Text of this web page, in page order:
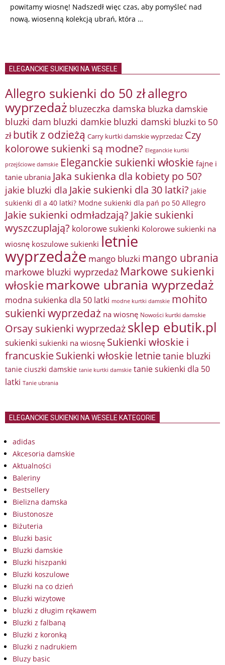
powitamy wiosnę! Nadszedł więc czas, aby pomyśleć nad
nową, wiosenną kolekcją ubrań, która …
ELEGANCKIE SUKIENKI NA WESELE
Allegro sukienki do 50 złallegro
wyprzedaż bluzeczka damska bluzka damskie
bluzki dam bluzki damkie bluzki damski bluzki to 50
zł butik z odzieżą Carry kurtki damskie wyprzedaż Czy
kolorowe sukienki są modne? Eleganckie kurtki
przejściowe damskie Eleganckie sukienki włoskie fajne i
tanie ubrania Jaka sukienka dla kobiety po 50?
jakie bluzki dla Jakie sukienki dla 30 latki? jakie
sukienki dl a 40 latki? Modne sukienki dla pań po 50 Allegro
Jakie sukienki odmładzają? Jakie sukienki
wyszczuplają? kolorowe sukienki Kolorowe sukienki na
wiosnę koszulowe sukienki letnie
wyprzedaże mango bluzki mango ubrania
markowe bluzki wyprzedaż Markowe sukienki
włoskie markowe ubrania wyprzedaż
modna sukienka dla 50 latki modne kurtki damskie mohito
sukienki wyprzedaż na wiosnę Nowości kurtki damskie
Orsay sukienki wyprzedażsklep ebutik.pl
sukienki sukienki na wiosnę Sukienki włoskie i
francuskieSukienki włoskie letnietanie bluzki
tanie ciuszki damskie tanie kurtki damskie tanie sukienki dla 50
latki Tanie ubrania
ELEGANCKIE SUKIENKI NA WESELE KATEGORIE
adidas
Akcesoria damskie
Aktualności
Baleriny
Bestsellery
Bielizna damska
Biustonosze
Biżuteria
Bluzki basic
Bluzki damskie
Bluzki hiszpanki
Bluzki koszulowe
Bluzki na co dzień
Bluzki wizytowe
bluzki z długim rękawem
Bluzki z falbaną
Bluzki z koronką
Bluzki z nadrukiem
Bluzy basic